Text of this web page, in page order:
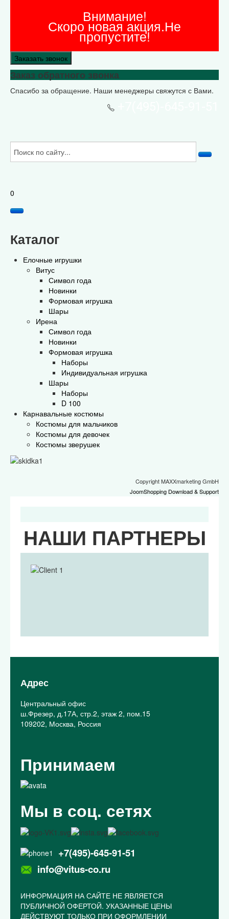
Внимание!
Скоро новая акция.Не
пропустите!
Заказать звонок
Заказ обратного звонка
Спасибо за обращение. Наши менеджеры свяжутся с Вами.
0
Каталог
Елочные игрушки
Витус
Символ года
Новинки
Формовая игрушка
Шары
Ирена
Символ года
Новинки
Формовая игрушка
Наборы
Индивидуальная игрушка
Шары
Наборы
D 100
Карнавальные костюмы
Костюмы для мальчиков
Костюмы для девочек
Костюмы зверушек
Copyright MAXXmarketing GmbH
JoomShopping Download & Support
НАШИ ПАРТНЕРЫ
Адрес
Центральный офис
ш.Фрезер, д.17А, стр.2, этаж 2, пом.15
109202, Москва, Россия
Принимаем
Мы в соц. сетях
+7(495)-645-91-51
info@vitus-co.ru
ИНФОРМАЦИЯ НА САЙТЕ НЕ ЯВЛЯЕТСЯ
ПУБЛИЧНОЙ ОФЕРТОЙ. УКАЗАННЫЕ ЦЕНЫ
ДЕЙСТВУЮТ ТОЛЬКО ПРИ ОФОРМЛЕНИИ